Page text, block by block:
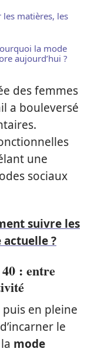
les matières, les
la mode
aujourd’hui ?
des femmes
a bouleversé
une
sociaux
suivre les
actuelle ?
: entre
en pleine
le
mode